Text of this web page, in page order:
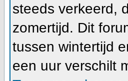
steeds verkeerd,
zomertijd. Dit
tussen wintertijd
een uur verschilt